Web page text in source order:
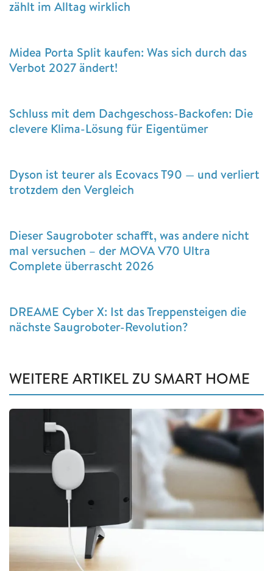
zählt im Alltag wirklich
Midea Porta Split kaufen: Was sich durch das
Verbot 2027 ändert!
Schluss mit dem Dachgeschoss-Backofen: Die
clevere Klima-Lösung für Eigentümer
Dyson ist teurer als Ecovacs T90 — und verliert
trotzdem den Vergleich
Dieser Saugroboter schafft, was andere nicht
mal versuchen – der MOVA V70 Ultra
Complete überrascht 2026
DREAME Cyber X: Ist das Treppensteigen die
nächste Saugroboter-Revolution?
WEITERE ARTIKEL ZU SMART HOME